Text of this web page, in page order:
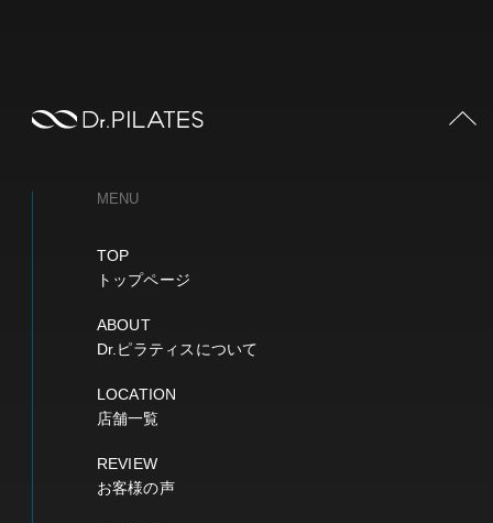
MENU
TOP
トップページ
ABOUT
Dr.ピラティスについて
LOCATION
店舗一覧
REVIEW
お客様の声